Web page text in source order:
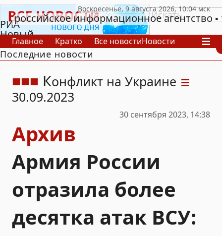
РИА
Новый
День
российское информационное агентство
Главное Кратко Все новостиНовости
В России
В мире
Последние новости
Конфликт на Украине
30.09.2023
30 сентября 2023, 14:38
Архив
Армия России
отразила более
десятка атак ВСУ: